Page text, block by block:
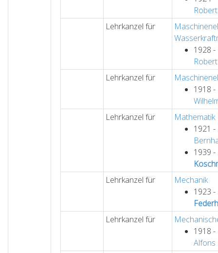
Robert
Lehrkanzel für
1928
Robert
Lehrkanzel für
1918
Lehrkanzel für
Mathematik
1921
1939
Lehrkanzel für
Mechanik
1923
Lehrkanzel für
1918
Alfons